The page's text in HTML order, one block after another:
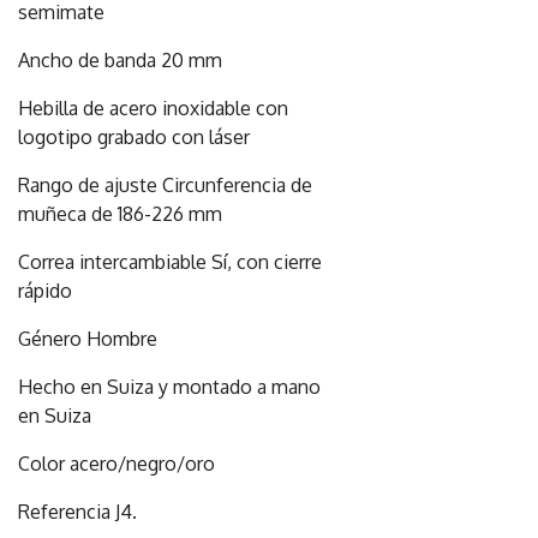
semimate
Ancho de banda 20 mm
Hebilla de acero inoxidable con
logotipo grabado con láser
Rango de ajuste Circunferencia de
muñeca de 186-226 mm
Correa intercambiable Sí, con cierre
rápido
Género Hombre
Hecho en Suiza y montado a mano
en Suiza
Color acero/negro/oro
Referencia J4.